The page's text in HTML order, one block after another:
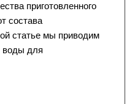
приготовленного
состава
статье мы приводим
воды для